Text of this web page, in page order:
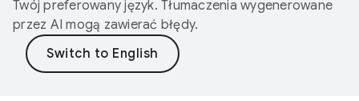
Twój preferowany język. Tłumaczenia wygenerowane
przez AI mogą zawierać błędy.